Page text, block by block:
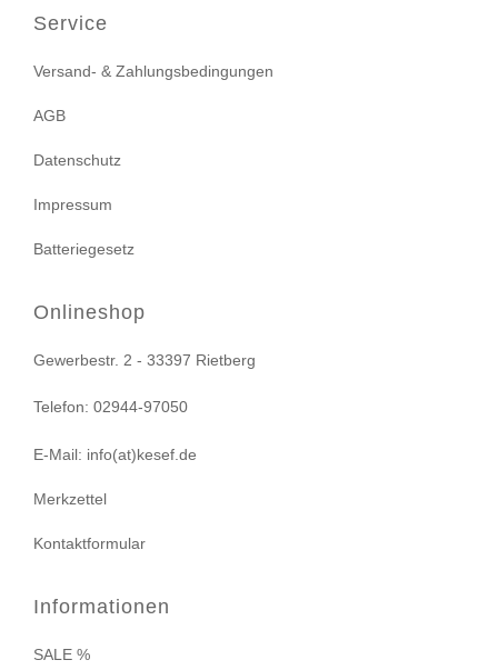
Service
Versand- & Zahlungsbedingungen
AGB
Datenschutz
Impressum
Batteriegesetz
Onlineshop
Gewerbestr. 2 - 33397 Rietberg
Telefon: 02944-97050
E-Mail: info(at)kesef.de
Merkzettel
Kontaktformular
Informationen
SALE %